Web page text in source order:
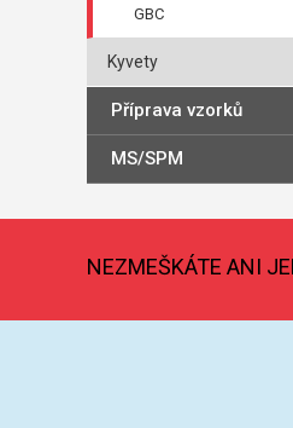
GBC
Kyvety
Příprava vzorků
MS/SPM
NEZMEŠKÁTE ANI